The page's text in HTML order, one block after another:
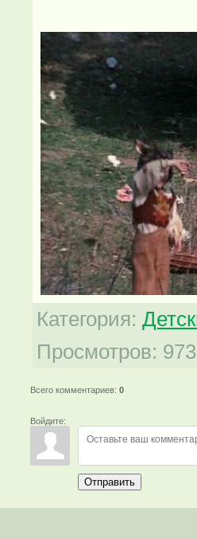
Категория:
Просмотров: 973
Всего комментариев: 0
Войдите:
Отправить